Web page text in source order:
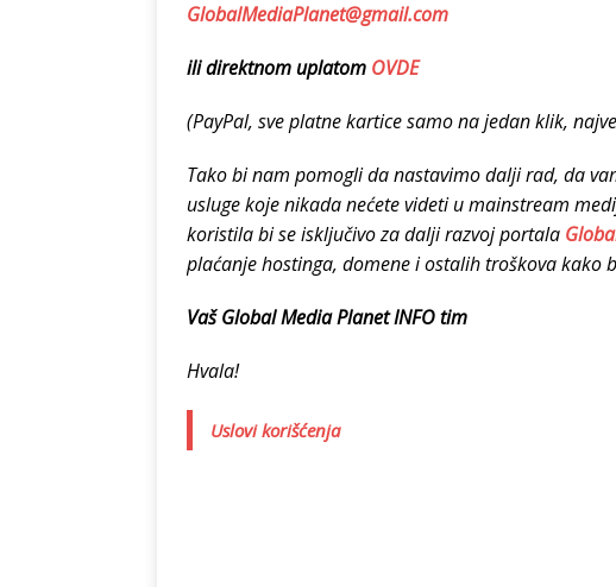
GlobalMediaPlanet@gmail.com
ili direktnom uplatom OVDE
(PayPal, sve platne kartice samo na jedan klik,
Tako bi nam pomogli da nastavimo dalji rad, da
usluge koje nikada nećete videti u mainstream
koristila bi se isključivo za dalji razvoj portala
plaćanje hostinga, domene i ostalih troškova kako
Vaš Global Media Planet INFO tim
Hvala!
Uslovi korišćenja